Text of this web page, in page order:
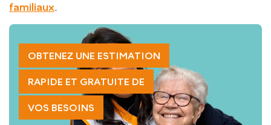
familiaux.
OBTENEZ UNE ESTIMATION
RAPIDE ET GRATUITE DE
VOS BESOINS